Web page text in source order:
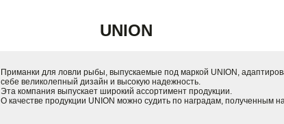
UNION
Приманки для ловли рыбы, выпускаемые под маркой UNION,
себе великолепный дизайн и высокую надежность.
Эта компания выпускает широкий ассортимент продукции.
О качестве продукции UNION можно судить по наградам, полученным